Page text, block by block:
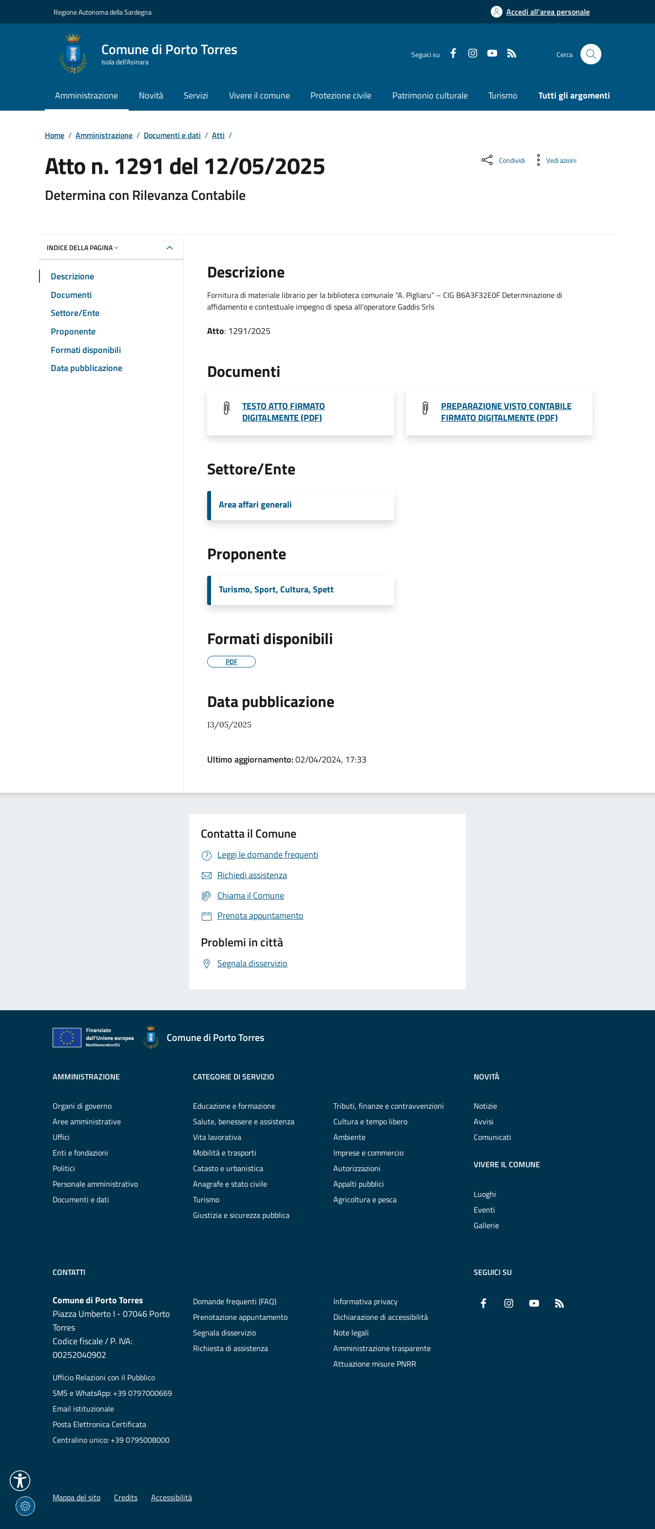
Regione Autonoma della Sardegna Accedi all'area personale
Comune di Porto Torres
Isola dell’Asinara
Seguici su Cerca
Amministrazione Novità Servizi Vivere il comune Protezione civile Patrimonio culturale Turismo Tutti gli argomenti
Home / Amministrazione / Documenti e dati / Atti /
Atto n. 1291 del 12/05/2025
Determina con Rilevanza Contabile
Condividi Vedi azioni
INDICE DELLA PAGINA
Descrizione
Documenti
Settore/Ente
Proponente
Formati disponibili
Data pubblicazione
Descrizione
Fornitura di materiale librario per la biblioteca comunale “A. Pigliaru” – CIG B6A3F32E0F Determinazione di
affidamento e contestuale impegno di spesa all’operatore Gaddis Srls
Atto: 1291/2025
Documenti
TESTO ATTO FIRMATO
DIGITALMENTE (PDF)
PREPARAZIONE VISTO CONTABILE
FIRMATO DIGITALMENTE (PDF)
Settore/Ente
Area affari generali
Proponente
Turismo, Sport, Cultura, Spett
Formati disponibili
PDF
Data pubblicazione
13/05/2025
Ultimo aggiornamento:02/04/2024, 17:33
Contatta il Comune
Leggi le domande frequenti
Richiedi assistenza
Chiama il Comune
Prenota appuntamento
Problemi in città
Segnala disservizio
Comune di Porto Torres
AMMINISTRAZIONE
Organi di governo
Aree amministrative
Uffici
Enti e fondazioni
Politici
Personale amministrativo
Documenti e dati
CATEGORIE DI SERVIZIO
Educazione e formazione
Salute, benessere e assistenza
Vita lavorativa
Mobilità e trasporti
Catasto e urbanistica
Anagrafe e stato civile
Turismo
Giustizia e sicurezza pubblica
Tributi, finanze e contravvenzioni
Cultura e tempo libero
Ambiente
Imprese e commercio
Autorizzazioni
Appalti pubblici
Agricoltura e pesca
NOVITÀ
Notizie
Avvisi
Comunicati
VIVERE IL COMUNE
Luoghi
Eventi
Gallerie
CONTATTI
Comune di Porto Torres
Piazza Umberto I - 07046 Porto
Torres
Codice fiscale / P. IVA:
00252040902
Ufficio Relazioni con il Pubblico
SMS e WhatsApp: +39 0797000669
Email istituzionale
Posta Elettronica Certificata
Centralino unico: +39 0795008000
Domande frequenti (FAQ)
Prenotazione appuntamento
Segnala disservizio
Richiesta di assistenza
Informativa privacy
Dichiarazione di accessibilità
Note legali
Amministrazione trasparente
Attuazione misure PNRR
SEGUICI SU
Facebook InstagramYouTube
Mappa del sito Credits Accessibilità